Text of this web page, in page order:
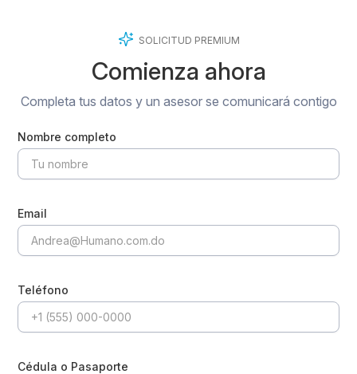
SOLICITUD PREMIUM
Comienza ahora
Completa tus datos y un asesor se comunicará contigo
Nombre completo
Email
Teléfono
Cédula o Pasaporte